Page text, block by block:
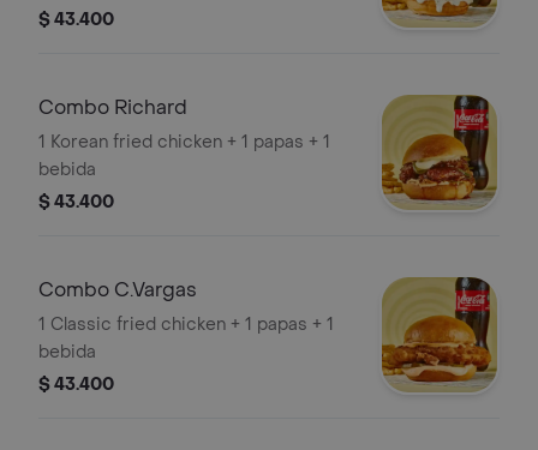
$ 43.400
Combo Richard
1 Korean fried chicken + 1 papas + 1
bebida
$ 43.400
Combo C.Vargas
1 Classic fried chicken + 1 papas + 1
bebida
$ 43.400